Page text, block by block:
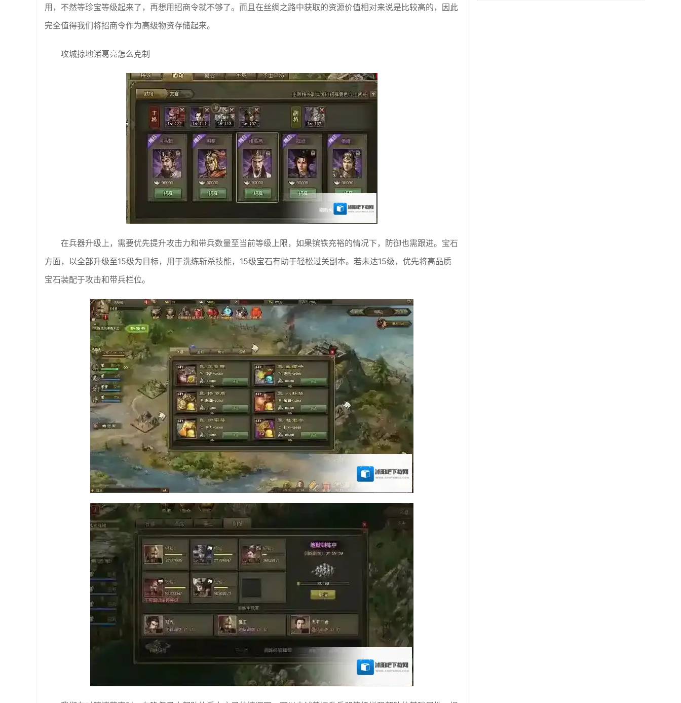
用，不然等珍宝等级起来了，再想用招商令就不够了。而且在丝绸之路中获取的资源价值相对来说是比较高的，因此
完全值得我们将招商令作为高级物资存储起来。
攻城掠地诸葛亮怎么克制
在兵器升级上，需要优先提升攻击力和带兵数量至当前等级上限，如果镔铁充裕的情况下，防御也需跟进。宝石
方面，以全部升级至15级为目标，用于洗练斩杀技能，15级宝石有助于轻松过关副本。若未达15级，优先将高品质
宝石装配于攻击和带兵栏位。